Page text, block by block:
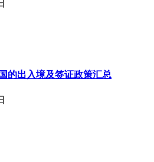
的出入境及签证政策汇总